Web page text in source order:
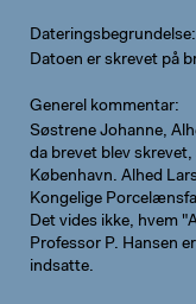
Dateringsbegrundelse
Datoen er skrevet på
Generel kommentar
Søstrene Johanne,
da brevet blev
København. Alhed
Kongelige
Det vides ikke, hvem
Professor P. Hansen
indsatte.